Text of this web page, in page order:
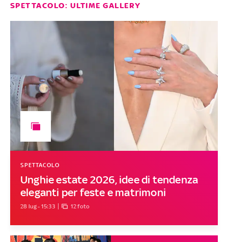
SPETTACOLO: ULTIME GALLERY
Unghie estate 2026, idee di tendenza
eleganti per feste e matrimoni
SPETTACOLO
28 lug - 15:33 12 foto